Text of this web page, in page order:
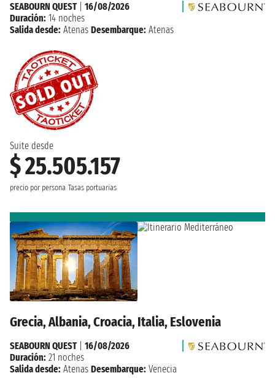
Suite desde
$ 25.505.157
precio por persona Tasas portuarias
SEABOURN QUEST| 16/08/2026
Duración: 14 noches
Salida desde: Atenas Desembarque: Atenas
Grecia, Albania, Croacia, Italia, Eslovenia
SEABOURN QUEST| 16/08/2026
Duración: 21 noches
Salida desde: Atenas Desembarque: Venecia